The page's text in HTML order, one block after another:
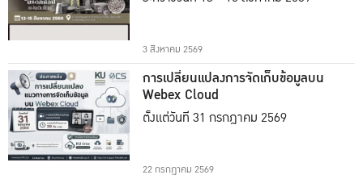
3 สิงหาคม 2569
การเปลี่ยนแปลงการจัดเก็บข้อมูลบน
Webex Cloud
ตั้งแต่วันที่ 31 กรกฎาคม 2569
22 กรกฎาคม 2569